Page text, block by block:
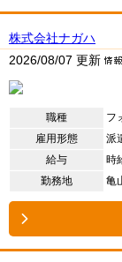
株式会社ナガハ
2026/08/07 更新
職種
フ
雇用形態
派
給与
時
勤務地
亀